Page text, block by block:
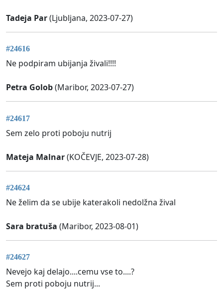
Tadeja Par(Ljubljana, 2023-07-27)
#24616
Ne podpiram ubijanja živali!!!!
Petra Golob(Maribor, 2023-07-27)
#24617
Sem zelo proti poboju nutrij
Mateja Malnar(KOČEVJE, 2023-07-28)
#24624
Ne želim da se ubije katerakoli nedolžna žival
Sara bratuša (Maribor, 2023-08-01)
#24627
Nevejo kaj delajo....cemu vse to....?
Sem proti poboju nutrij...